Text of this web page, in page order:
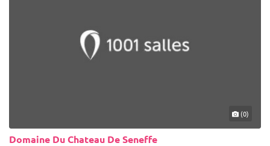
(0)
Domaine Du Chateau De Seneffe